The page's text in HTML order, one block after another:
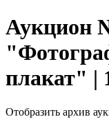
Аукцион
плакат" |
Отобразить архив